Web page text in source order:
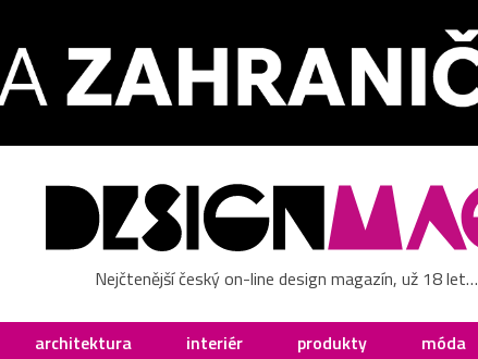
Nejčtenější český on-line design magazín, už 18 let…
architektura interiér produkty móda